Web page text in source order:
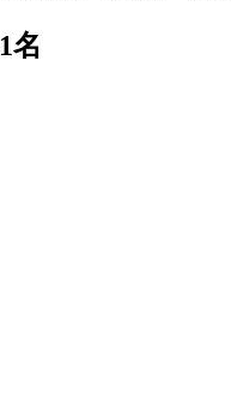
1名